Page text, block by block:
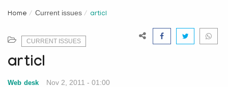
g
N
a
v
Home Current issues articl
CURRENT ISSUES
articl
Web desk Nov 2, 2011 - 01:00